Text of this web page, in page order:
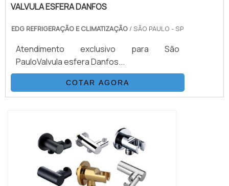
VALVULA ESFERA DANFOS
EDG REFRIGERAÇÃO E CLIMATIZAÇÃO / SÃO PAULO - SP
Atendimento exclusivo para São
PauloValvula esfera Danfos...
COTAR AGORA